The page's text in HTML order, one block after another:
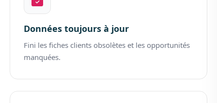
Données toujours à jour
Fini les fiches clients obsolètes et les opportunités
manquées.